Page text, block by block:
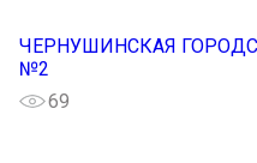
ЧЕРНУШИНСКАЯ
№2
69